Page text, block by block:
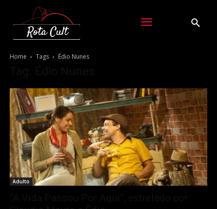
Home Tags Édio Nunes
Adulto